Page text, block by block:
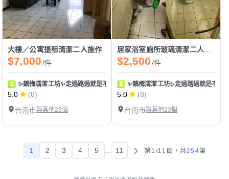
大樓／公寓退租清潔二人施作
$7,000/件
✨鎬梅清潔工坊✨走過路過就是不要錯過！
5.0
(8)
台南市與其他23個
居家浴室廁所玻璃清潔二人施作
$2,500/件
✨鎬梅清潔工坊✨走過路過就是不要
5.0
(8)
台南市與其他23個
1 2 3 4 5 ... 11 第1/11頁， 共254筆